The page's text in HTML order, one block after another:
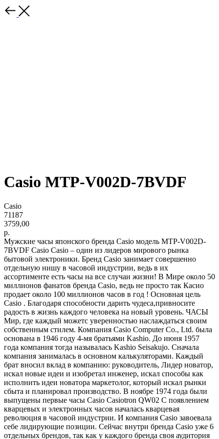
Casio MTP-V002D-7BVDF
Casio
71187
3759,00
р.
Мужские часы японского бренда Casio модель MTP-V002D-
7BVDF Casio Casio – один из лидеров мирового рынка
бытовой электроники. Бренд Casio занимает совершенно
отдельную нишу в часовой индустрии, ведь в их
ассортименте есть часы на все случаи жизни! В Мире около 50
миллионов фанатов бренда Casio, ведь не просто так Касио
продает около 100 миллионов часов в год ! Основная цель
Casio . Благодаря способности дарить чудеса,привносите
радость в жизнь каждого человека на новый уровень. ЧАСЫ
Мир, где каждый можетс уверенностью наслаждаться своим
собственным стилем. Компания Casio Computer Co., Ltd. была
основана в 1946 году 4-мя братьями Kashio. До июня 1957
года компания тогда называлась Kashio Seisakujo. Сначала
компания занималась в основном калькуляторами. Каждый
брат вносил вклад в компанию: руководитель, Лидер новатор,
искал новые идеи и изобретал инженер, искал способы как
исполнить идеи новатора маркетолог, который искал рынки
сбыта и планировал производство. В ноябре 1974 года были
выпущены первые часы Casio Casiotron QW02 С появлением
кварцевых и электронных часов началась кварцевая
революция в часовой индустрии. И компания Casio завоевала
себе лидирующие позиции. Сейчас внутри бренда Casio уже 6
отдельных брендов, так как у каждого бренда своя аудитория